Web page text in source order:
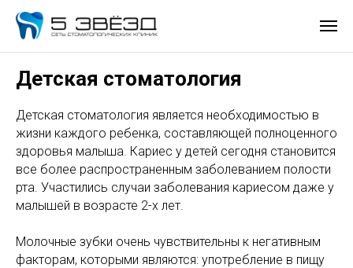
Детская стоматология
Детская стоматология является необходимостью в
жизни каждого ребенка, составляющей полноценного
здоровья малыша. Кариес у детей сегодня становится
все более распространенным заболеванием полости
рта. Участились случаи заболевания кариесом даже у
малышей в возрасте 2-х лет.
Молочные зубки очень чувствительны к негативным
факторам, которыми являются: употребление в пищу